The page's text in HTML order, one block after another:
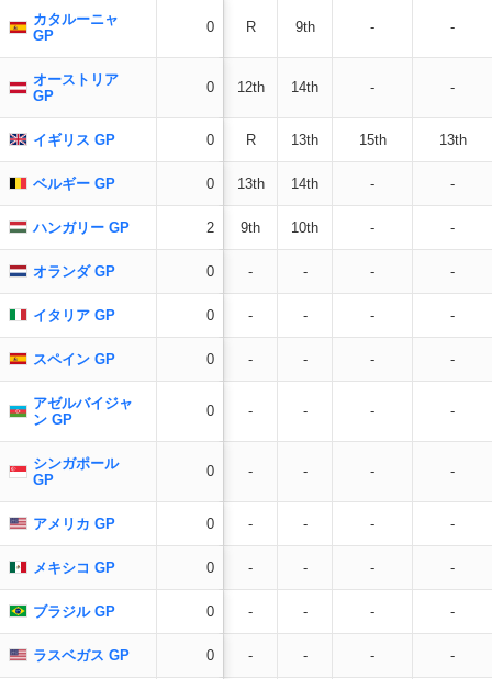
カタルーニャ
GP
0 R 9th - -
オーストリア
GP
0 12th 14th - -
イギリス GP 0 R 13th 15th 13th
ベルギー GP 0 13th 14th - -
ハンガリー GP 2 9th 10th - -
オランダ GP 0 - - - -
イタリア GP 0 - - - -
スペイン GP 0 - - - -
アゼルバイジャ
ン GP
0 - - - -
シンガポール
GP
0 - - - -
アメリカ GP 0 - - - -
メキシコ GP 0 - - - -
ブラジル GP 0 - - - -
ラスベガス GP 0 - - - -